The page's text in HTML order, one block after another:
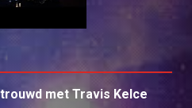
met Travis Kelce